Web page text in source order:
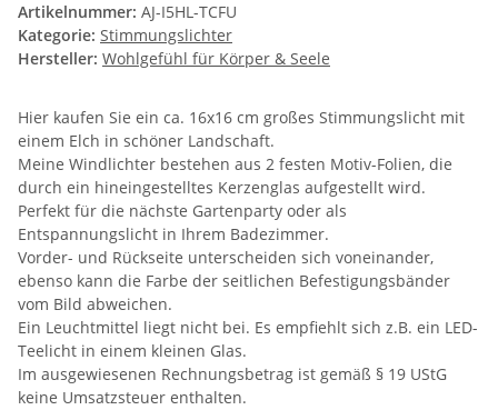
Artikelnummer: AJ-I5HL-TCFU
Kategorie: Stimmungslichter
Hersteller: Wohlgefühl für Körper & Seele
Hier kaufen Sie ein ca. 16x16 cm großes Stimmungslicht mit
einem Elch in schöner Landschaft.
Meine Windlichter bestehen aus 2 festen Motiv-Folien, die
durch ein hineingestelltes Kerzenglas aufgestellt wird.
Perfekt für die nächste Gartenparty oder als
Entspannungslicht in Ihrem Badezimmer.
Vorder- und Rückseite unterscheiden sich voneinander,
ebenso kann die Farbe der seitlichen Befestigungsbänder
vom Bild abweichen.
Ein Leuchtmittel liegt nicht bei. Es empfiehlt sich z.B. ein LED-
Teelicht in einem kleinen Glas.
Im ausgewiesenen Rechnungsbetrag ist gemäß § 19 UStG
keine Umsatzsteuer enthalten.